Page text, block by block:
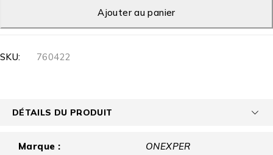
Ajouter au panier
SKU: 760422
DÉTAILS DU PRODUIT
Marque : ONEXPER